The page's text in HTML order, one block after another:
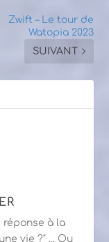
Zwift – Le tour de
Watopia 2023
SUIVANT
réponse à la
vie ?" ... Ou